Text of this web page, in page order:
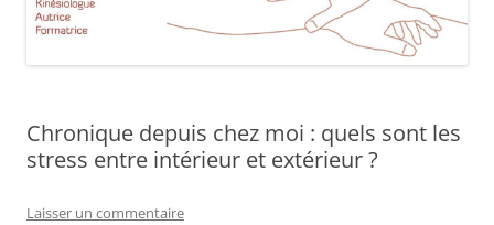
Chronique depuis chez moi : quels sont les
stress entre intérieur et extérieur ?
Laisser un commentaire